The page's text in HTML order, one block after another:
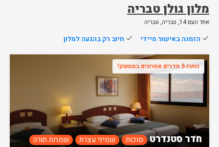
מלון גולן טבריה
אחד העם 14, טבריה, טבריה
done הזמנה באישור מיידי done חיוב רק בהגעה למלון
נותרו 5 חדרים אחרונים בממשק!
חדר סטנדרט סוכות שמיני עצרת שמחת תורה
שלח
הוטלס
יחזור
אליך
הפעילות